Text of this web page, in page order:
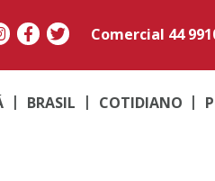
Comercial 44
BRASIL COTIDIANO